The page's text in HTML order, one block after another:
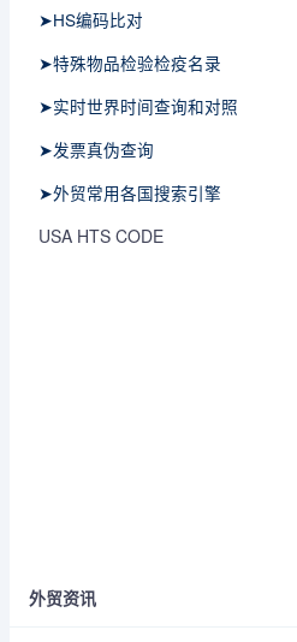
➤HS编码比对
➤特殊物品检验检疫名录
➤实时世界时间查询和对照
➤发票真伪查询
➤外贸常用各国搜索引擎
USA HTS CODE
外贸资讯